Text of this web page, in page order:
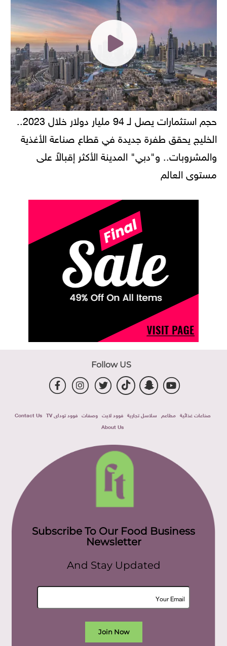
حجم استثمارات يصل لـ 94 مليار دولار خلال 2023..
الخليج يحقق طفرة جديدة في قطاع صناعة الأغذية
والمشروبات.. و"دبي" المدينة الأكثر إقبالاً على
مستوى العالم
Follow US
صناعات غذائية مطاعم سلاسل تجارية فوود لايت وصفات فوود توداى TV
Contact Us
About Us
Subscribe To Our Food Business
Newsletter
And Stay Updated
Join Now